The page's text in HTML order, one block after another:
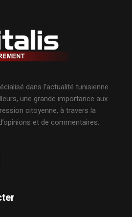
dans l’actualité tunisienne.
une grande importance aux
citoyenne, à travers la
et de commentaires.